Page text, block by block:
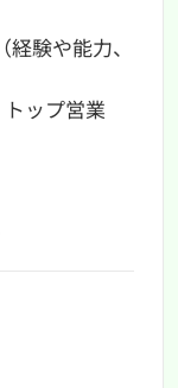
験や能⼒、
ップ営業